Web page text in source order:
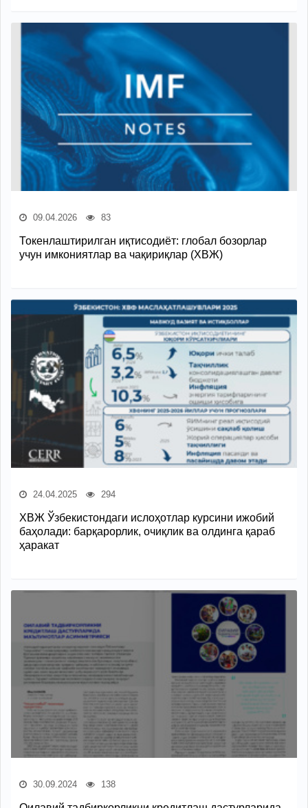
09.04.2026 83
Токенлаштирилган иқтисодиёт: глобал бозорлар
учун имкониятлар ва чақириқлар (ХВЖ)
24.04.2025 294
ХВЖ Ўзбекистондаги ислоҳотлар курсини ижобий
баҳолади: барқарорлик, очиқлик ва олдинга қараб
ҳаракат
30.09.2024 138